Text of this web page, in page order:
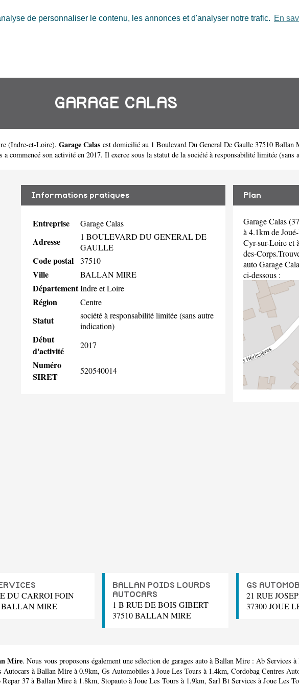
de personnaliser le contenu, les annonces et d'analyser notre trafic. En
GARAGE CALAS
(Indre-et-Loire). Garage Calas est domicilié au 1 Boulevard Du General De Gaulle 37510 Ballan
commencé son activité en 2017. Il exerce sous la statut de la société à responsabilité limitée (sans
Informations pratiques
Entreprise Garage Calas
Adresse
1 BOULEVARD DU GENERAL DE
GAULLE
Code postal 37510
Ville BALLAN MIRE
DépartementIndre et Loire
Région Centre
Statut
société à responsabilité limitée (sans autre
indication)
Début
d'activité
2017
Numéro
SIRET
520540014
Plan
Garage Calas
à 4.1km de
Cyr-sur-Loire et
des-
auto Garage
ci-dessous :
DU CARROI FOIN
BALLAN MIRE
BALLAN POIDS LOURDS
AUTOCARS
1 B RUE DE BOIS GIBERT
37510 BALLAN MIRE
GS
21 RUE
37300 JOUE
Mire. Nous vous proposons également une sélection de garages auto à Ballan Mire : Ab Services à
Autocars à Ballan Mire à 0.9km, Gs Automobiles à Joue Les Tours à 1.4km, Cordobag Centres
37 à Ballan Mire à 1.8km, Stopauto à Joue Les Tours à 1.9km, Sarl Bt Services à Joue Les